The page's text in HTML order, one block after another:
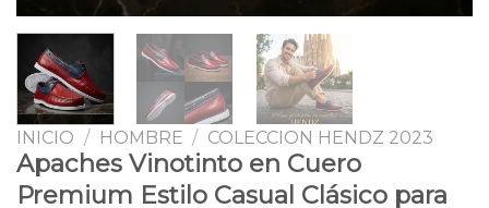
INICIO / HOMBRE / COLECCION HENDZ 2023
Apaches Vinotinto en Cuero
Premium Estilo Casual Clásico para